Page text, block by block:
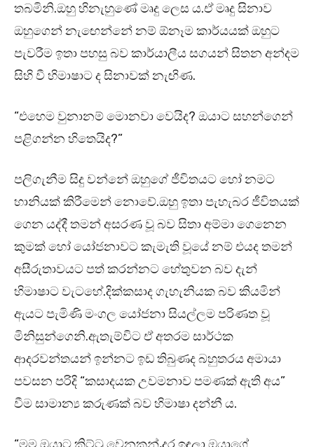
තබමිනි.ඔහු හිනැහුණේ මෘදු ලෙස ය.ඒ මෘදු සිනාව
ඔහුගෙන් නැඟෙන්නේ නම් ඕනෑම කාර්යයක් ඔහුට
පැවරීම ඉතා පහසු බව කාර්යාලීය සගයන් සිතන අන්දම
සිහි වී හිමාෂාට ද සිනාවක් නැඟිණ.
“එහෙම වුනානම් මොනවා වෙයිද? ඔයාට සහන්ගෙන්
පළිගන්න හිතෙයිද?”
පලිගැනීම සිදු වන්නේ ඔහුගේ ජීවිතයට හෝ නමට
හානියක් කිරීමෙන් නොවේ.ඔහු ඉතා පැහැබර ජීවිතයක්
ගෙන යද්දී තමන් අසරණ වූ බව සිතා අම්මා ගෙනෙන
කුමක් හෝ යෝජනාවට කැමැති වූයේ නම් එයද තමන්
අසීරුතාවයට පත් කරන්නට හේතුවන බව දැන්
හිමාෂාට වැටහේ.දික්කසාද ගැහැනියක බව කියමින්
ඇයට පැමිණි මංගල යෝජනා සියල්ලම පරිණත වූ
මිනිසුන්ගෙනි.ඇතැම්විට ඒ අතරම සාර්ථක
ආදරවන්තයන් ඉන්නට ඉඩ තිබුණද බහුතරය අමායා
පවසන පරිදි “කසාදයක උවමනාව පමණක් ඇති අය”
වීම සාමාන්‍ය කරුණක් බව හිමාෂා දන්නී ය.